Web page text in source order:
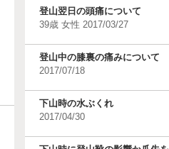
登山翌日の頭痛について
39歳 女性 2017/03/27
登山中の膝裏の痛みについて
2017/07/18
下山時の水ぶくれ
2017/04/30